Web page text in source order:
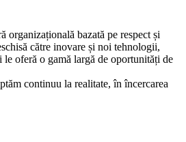
organizațională bazată pe respect și
către inovare și noi tehnologii,
le oferă o gamă largă de oportunități de
continuu la realitate, în încercarea